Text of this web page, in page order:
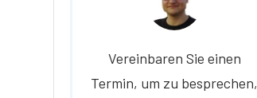
Vereinbaren Sie einen
Termin, um zu besprechen,